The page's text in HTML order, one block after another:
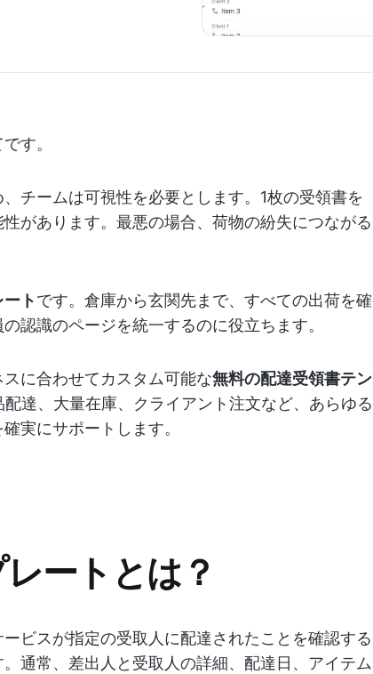
す。
チームは可視性を必要とします。1枚の受領書を
があります。最悪の場合、荷物の紛失につながる
トです。倉庫から玄関先まで、すべての出荷を確
認識のページを統一するのに役立ちます。
に合わせてカスタム可能な無料の配達受領書テン
達、大量在庫、クライアント注文など、あらゆる
実にサポートします。
ートとは？
ビスが指定の受取人に配達されたことを確認する
通常、差出人と受取人の詳細、配達日、アイテム